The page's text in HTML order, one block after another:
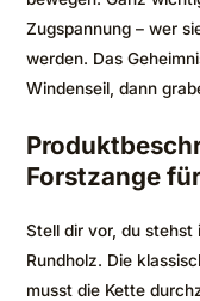
Zugspannung – wer
werden. Das
Windenseil, dann
Forstzange
Stell dir vor, du stehst
Rundholz. Die
musst die Kette